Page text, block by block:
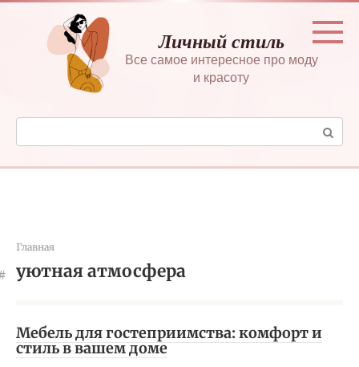
Перейти
контенту
Личный стиль
Все самое интересное про моду
и красоту
Поиск:
Главная
уютная атмосфера
Мебель для гостеприимства: комфорт и
стиль в вашем доме